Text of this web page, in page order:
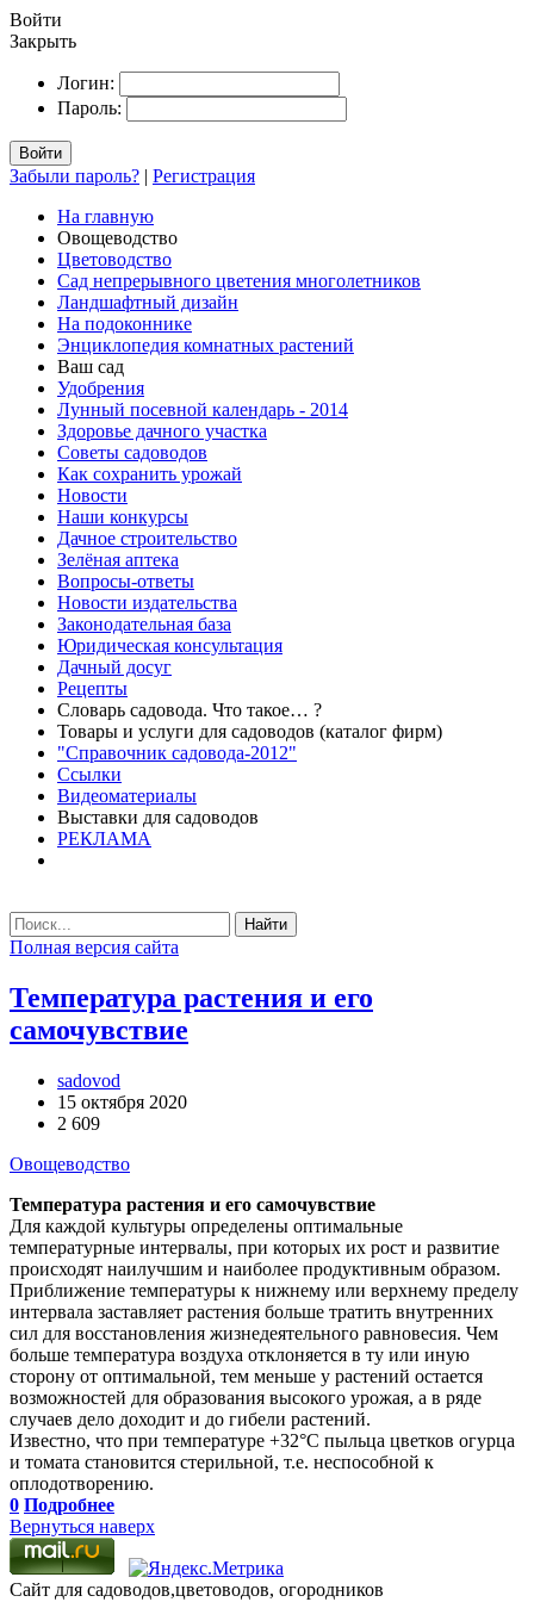
Войти
Закрыть
Логин:
Пароль:
Войти
Забыли пароль? | Регистрация
На главную
Овощеводство
Цветоводство
Сад непрерывного цветения многолетников
Ландшафтный дизайн
На подоконнике
Энциклопедия комнатных растений
Ваш сад
Удобрения
Лунный посевной календарь - 2014
Здоровье дачного участка
Советы садоводов
Как сохранить урожай
Новости
Наши конкурсы
Дачное строительство
Зелёная аптека
Вопросы-ответы
Новости издательства
Законодательная база
Юридическая консультация
Дачный досуг
Рецепты
Словарь садовода. Что такое… ?
Товары и услуги для садоводов (каталог фирм)
"Справочник садовода-2012"
Ссылки
Видеоматериалы
Выставки для садоводов
РЕКЛАМА
Найти
Полная версия сайта
Температура растения и его
самочувствие
sadovod
15 октября 2020
2 609
Овощеводство
Температура растения и его самочувствие
Для каждой культуры определены оптимальные
температурные интервалы, при которых их рост и развитие
происходят наилучшим и наиболее продуктивным образом.
Приближение температуры к нижнему или верхнему пределу
интервала заставляет растения больше тратить внутренних
сил для восстановления жизнедеятельного равновесия. Чем
больше температура воздуха отклоняется в ту или иную
сторону от оптимальной, тем меньше у растений остается
возможностей для образования высокого урожая, а в ряде
случаев дело доходит и до гибели растений.
Известно, что при температуре +32°С пыльца цветков огурца
и томата становится стерильной, т.е. неспособной к
оплодотворению.
0 Подробнее
Вернуться наверх
Сайт для садоводов,цветоводов, огородников